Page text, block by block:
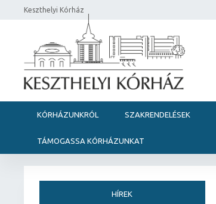
Keszthelyi Kórház
KÓRHÁZUNKRÓL SZAKRENDELÉSEK
TÁMOGASSA KÓRHÁZUNKAT
HÍREK